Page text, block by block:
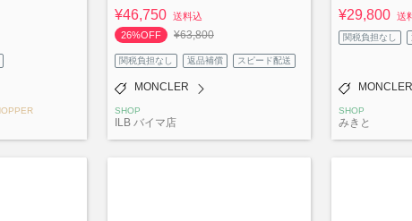
¥46,750 送料込
26%OFF
¥63,800
関税負担なし 返品補償 スピード配送
MONCLER
SHOP
ILB バイマ店
¥29,800 送
関税負担なし
MONCLER
SHOP
みきと